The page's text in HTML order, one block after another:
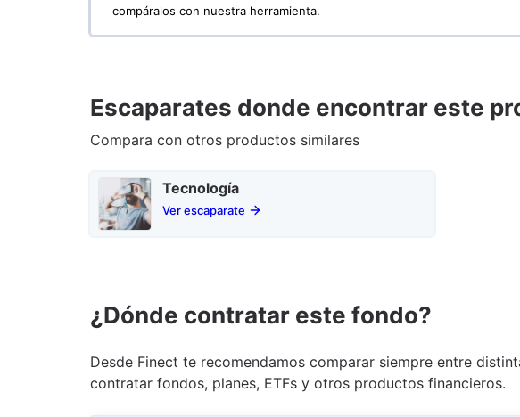
compáralos con nuestra herramienta.
Escaparates donde encontrar este
Compara con otros productos similares
Tecnología
Ver escaparate
¿Dónde contratar este fondo?
Desde Finect te recomendamos comparar siempre entre
contratar fondos, planes, ETFs y otros productos financieros.